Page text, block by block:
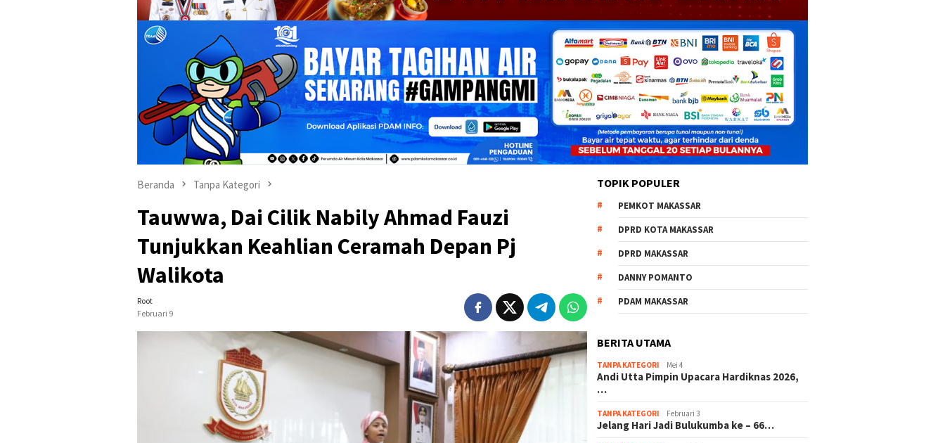
Beranda Tanpa Kategori
Tauwwa, Dai Cilik Nabily Ahmad Fauzi
Tunjukkan Keahlian Ceramah Depan Pj
Walikota
Root
Februari 9
TOPIK POPULER
PEMKOT MAKASSAR
DPRD KOTA MAKASSAR
DPRD MAKASSAR
DANNY POMANTO
PDAM MAKASSAR
BERITA UTAMA
TANPA KATEGORI Mei 4
Andi Utta Pimpin Upacara Hardiknas 2026,
…
TANPA KATEGORI Februari 3
Jelang Hari Jadi Bulukumba ke – 66…